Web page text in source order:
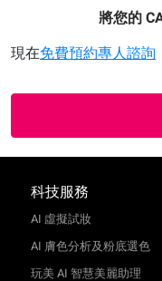
將您的
現在免費預約專人諮詢
科技服務
AI 虛擬試妝
AI 膚色分析及粉底選色
玩美 AI 智慧美麗助理